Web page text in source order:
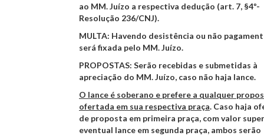
ao MM. Juízo a respectiva dedução (art. 7, §4º-
Resolução 236/CNJ).
MULTA: Havendo desistência ou não
será fixada pelo MM. Juízo.
PROPOSTAS: Serão recebidas e submetidas à
apreciação do MM. Juízo, caso não haja lance.
O lance é soberano e prefere a qualquer
ofertada em sua respectiva praça. Caso haja
de proposta em primeira praça, com valor
eventual lance em segunda praça, ambos serão